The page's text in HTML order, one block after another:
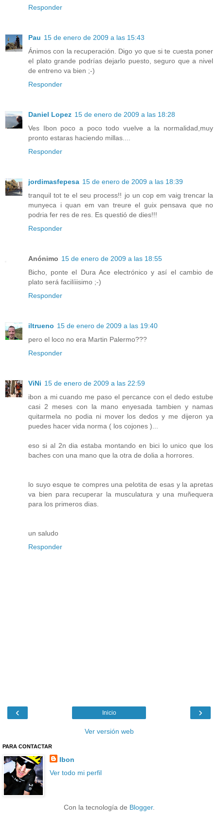
Responder
Pau 15 de enero de 2009 a las 15:43
Ánimos con la recuperación. Digo yo que si te cuesta poner
el plato grande podrías dejarlo puesto, seguro que a nivel
de entreno va bien ;-)
Responder
Daniel Lopez 15 de enero de 2009 a las 18:28
Ves Ibon poco a poco todo vuelve a la normalidad,muy
pronto estaras haciendo millas....
Responder
jordimasfepesa 15 de enero de 2009 a las 18:39
tranquil tot te el seu process!! jo un cop em vaig trencar la
munyeca i quan em van treure el guix pensava que no
podria fer res de res. Es questió de dies!!!
Responder
Anónimo 15 de enero de 2009 a las 18:55
Bicho, ponte el Dura Ace electrónico y así el cambio de
plato será facilíiisimo ;-)
Responder
iltrueno 15 de enero de 2009 a las 19:40
pero el loco no era Martin Palermo???
Responder
ViNi 15 de enero de 2009 a las 22:59
ibon a mi cuando me paso el percance con el dedo estube
casi 2 meses con la mano enyesada tambien y namas
quitarmela no podia ni mover los dedos y me dijeron ya
puedes hacer vida norma ( los cojones )...
eso si al 2n dia estaba montando en bici lo unico que los
baches con una mano que la otra de dolia a horrores.
lo suyo esque te compres una pelotita de esas y la apretas
va bien para recuperar la musculatura y una muñequera
para los primeros dias.
un saludo
Responder
‹ ›
Inicio
Ver versión web
PARA CONTACTAR
Ibon
Ver todo mi perfil
Con la tecnología de Blogger.